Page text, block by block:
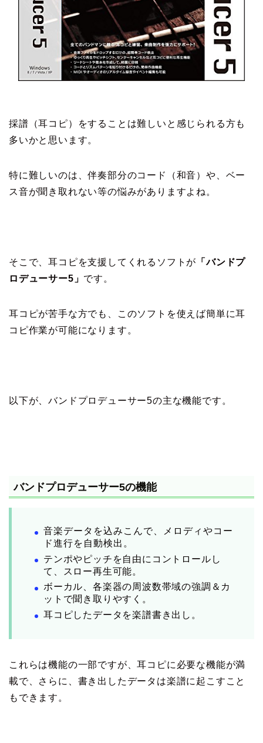
採譜（耳コピ）をすることは難しいと感じられる方も
多いかと思います。
特に難しいのは、伴奏部分のコード（和音）や、ベー
ス音が聞き取れない等の悩みがありますよね。
そこで、耳コピを支援してくれるソフトが 「バンドプ
ロデューサー5」 です。
耳コピが苦手な方でも、このソフトを使えば簡単に耳
コピ作業が可能になります。
以下が、バンドプロデューサー5の主な機能です。
バンドプロデューサー5の機能
音楽データを込みこんで、メロディやコー
ド進行を自動検出。
テンポやピッチを自由にコントロールし
て、スロー再生可能。
ボーカル、各楽器の周波数帯域の強調＆カ
ットで聞き取りやすく。
耳コピしたデータを楽譜書き出し。
これらは機能の一部ですが、耳コピに必要な機能が満
載で、さらに、書き出したデータは楽譜に起こすこと
もできます。